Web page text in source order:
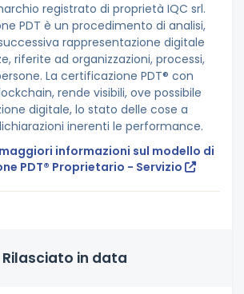
registrato di proprietà IQC srl.
PDT è un procedimento di analisi,
rappresentazione digitale
riferite ad organizzazioni, processi,
La certificazione PDT® con
rende visibili, ove possibile
digitale, lo stato delle cose a
inerenti le performance.
informazioni sul modello di
PDT® Proprietario - Servizio
Rilasciato in data